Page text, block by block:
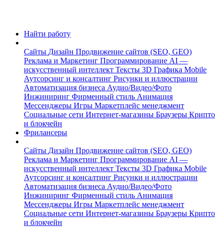
Найти работу
Сайты Дизайн Продвижение сайтов (SEO, GEO)
Реклама и Маркетинг Программирование AI —
искусственный интеллект Тексты 3D Графика Mobile
Аутсорсинг и консалтинг Рисунки и иллюстрации
Автоматизация бизнеса Аудио/Видео/Фото
Инжиниринг Фирменный стиль Анимация
Мессенджеры Игры Маркетплейс менеджмент
Социальные сети Интернет-магазины Браузеры Крипто
и блокчейн
Фрилансеры
Сайты Дизайн Продвижение сайтов (SEO, GEO)
Реклама и Маркетинг Программирование AI —
искусственный интеллект Тексты 3D Графика Mobile
Аутсорсинг и консалтинг Рисунки и иллюстрации
Автоматизация бизнеса Аудио/Видео/Фото
Инжиниринг Фирменный стиль Анимация
Мессенджеры Игры Маркетплейс менеджмент
Социальные сети Интернет-магазины Браузеры Крипто
и блокчейн